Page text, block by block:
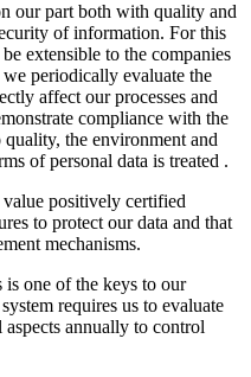
our part both with quality and
of information. For this
extensible to the companies
periodically evaluate the
affect our processes and
compliance with the
the environment and
of personal data is treated .
positively certified
to protect our data and that
mechanisms.
one of the keys to our
requires us to evaluate
annually to control